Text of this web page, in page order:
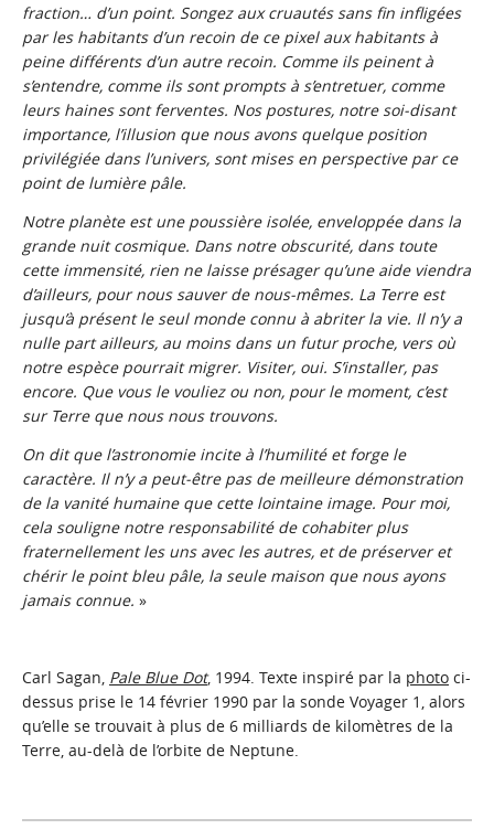
fraction… d’un point. Songez aux cruautés sans fin infligées
par les habitants d’un recoin de ce pixel aux habitants à
peine différents d’un autre recoin. Comme ils peinent à
s’entendre, comme ils sont prompts à s’entretuer, comme
leurs haines sont ferventes. Nos postures, notre soi-disant
importance, l’illusion que nous avons quelque position
privilégiée dans l’univers, sont mises en perspective par ce
point de lumière pâle.
Notre planète est une poussière isolée, enveloppée dans la
grande nuit cosmique. Dans notre obscurité, dans toute
cette immensité, rien ne laisse présager qu’une aide viendra
d’ailleurs, pour nous sauver de nous-mêmes. La Terre est
jusqu’à présent le seul monde connu à abriter la vie. Il n’y a
nulle part ailleurs, au moins dans un futur proche, vers où
notre espèce pourrait migrer. Visiter, oui. S’installer, pas
encore. Que vous le vouliez ou non, pour le moment, c’est
sur Terre que nous nous trouvons.
On dit que l’astronomie incite à l’humilité et forge le
caractère. Il n’y a peut-être pas de meilleure démonstration
de la vanité humaine que cette lointaine image. Pour moi,
cela souligne notre responsabilité de cohabiter plus
fraternellement les uns avec les autres, et de préserver et
chérir le point bleu pâle, la seule maison que nous ayons
jamais connue. »
Carl Sagan, Pale Blue Dot, 1994. Texte inspiré par la photo ci-
dessus prise le 14 février 1990 par la sonde Voyager 1, alors
qu’elle se trouvait à plus de 6 milliards de kilomètres de la
Terre, au-delà de l’orbite de Neptune.